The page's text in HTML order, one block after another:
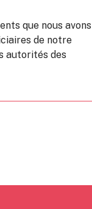
que nous avons
de notre
autorités des